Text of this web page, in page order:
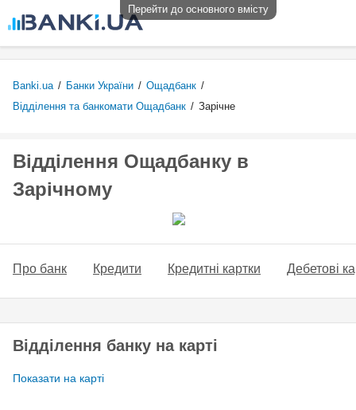
Перейти до основного вмісту
Banki.ua / Банки України / Ощадбанк /
Відділення та банкомати Ощадбанк / Зарічне
Відділення Ощадбанку в
Зарічному
Про банк Кредити Кредитні картки Дебетові
Відділення банку на карті
Показати на карті